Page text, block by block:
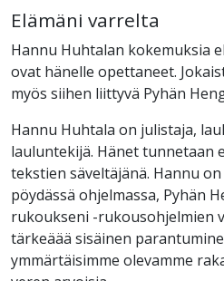
Elämäni varrelta
Hannu Huhtalan kokemuksia
ovat hänelle opettaneet.
myös siihen liittyvä Pyhän
Hannu Huhtala on julistaja,
lauluntekijä. Hänet tunnetaan
tekstien säveltäjänä. Hannu
pöydässä ohjelmassa, Pyhän
rukoukseni -rukousohjelmien
tärkeäää sisäinen
ymmärtäisimme olevamme